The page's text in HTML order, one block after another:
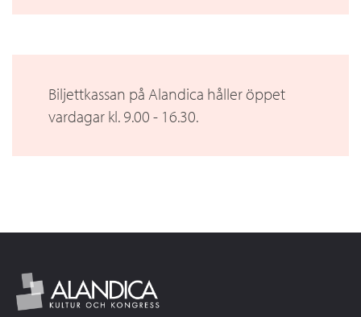
Biljettkassan på Alandica håller öppet
vardagar kl. 9.00 - 16.30.